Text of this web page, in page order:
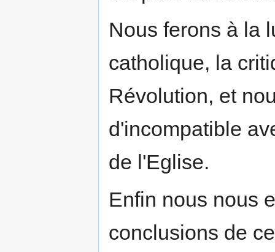
Nous ferons à la
catholique, la
Révolution, et
d'incompatible
de l'Eglise.
Enfin nous nous
conclusions de